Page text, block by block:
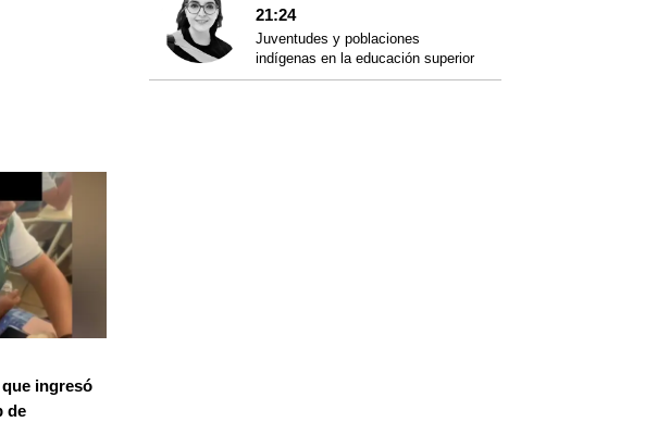
21:24
Juventudes y poblaciones
indígenas en la educación superior
ingresó
de